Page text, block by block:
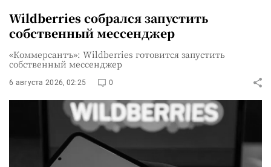
Wildberries собрался запустить
собственный мессенджер
«Коммерсантъ»: Wildberries готовится запустить
собственный мессенджер
6 августа 2026, 02:25 0